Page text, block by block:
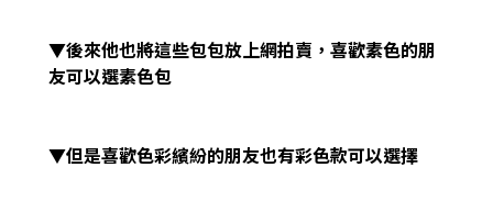
▼後來他也將這些包包放上網拍賣，喜歡素色的朋
友可以選素色包
▼但是喜歡色彩繽紛的朋友也有彩色款可以選擇